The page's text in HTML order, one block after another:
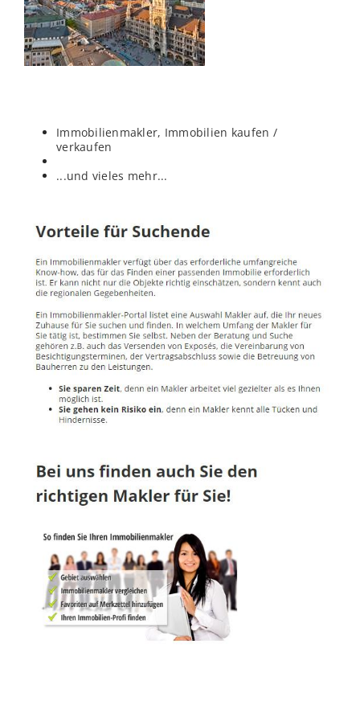
Immobilienmakler, Immobilien kaufen /
verkaufen
...und vieles mehr...